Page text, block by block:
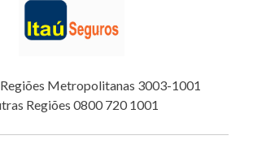
Metropolitanas 3003-1001
Regiões 0800 720 1001